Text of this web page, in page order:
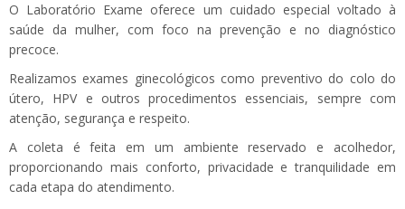
O Laboratório Exame oferece um cuidado especial voltado à
saúde da mulher, com foco na prevenção e no diagnóstico
precoce.
Realizamos exames ginecológicos como preventivo do colo do
útero, HPV e outros procedimentos essenciais, sempre com
atenção, segurança e respeito.
A coleta é feita em um ambiente reservado e acolhedor,
proporcionando mais conforto, privacidade e tranquilidade em
cada etapa do atendimento.